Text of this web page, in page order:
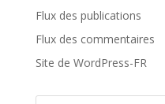
Flux des publications
Flux des commentaires
Site de WordPress-FR